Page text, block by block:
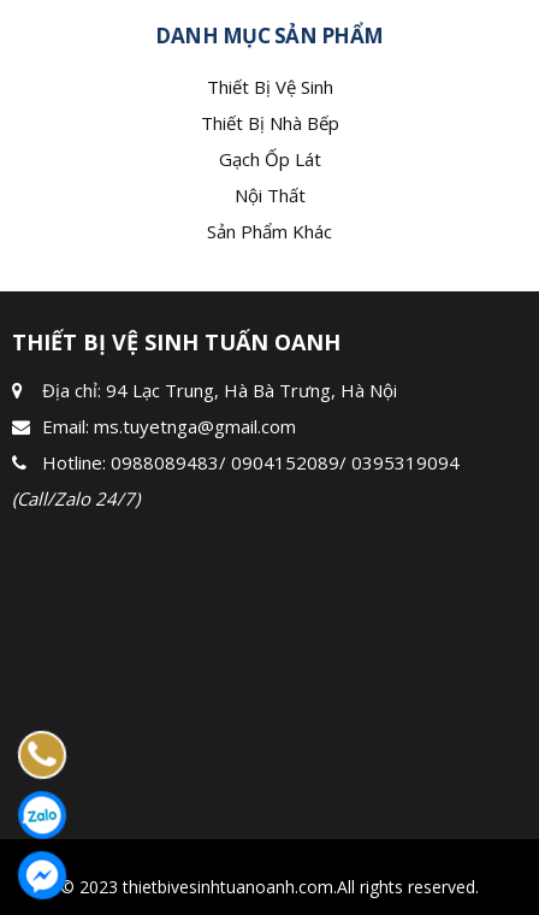
DANH MỤC SẢN PHẨM
Thiết Bị Vệ Sinh
Thiết Bị Nhà Bếp
Gạch Ốp Lát
Nội Thất
Sản Phẩm Khác
THIẾT BỊ VỆ SINH TUẤN OANH
Địa chỉ: 94 Lạc Trung, Hà Bà Trưng, Hà Nội
Email: ms.tuyetnga@gmail.com
Hotline: 0988089483/ 0904152089/ 0395319094
(Call/Zalo 24/7)
© 2023 thietbivesinhtuanoanh.com.All rights reserved.